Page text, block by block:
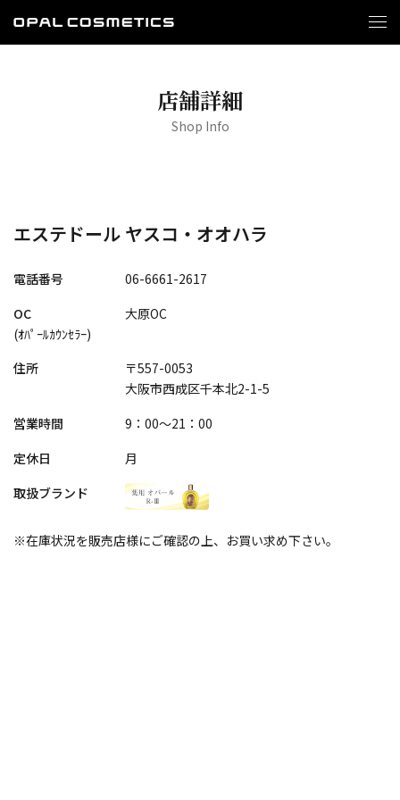
店舗詳細
Shop Info
エステドール ヤスコ・オオハラ
電話番号
06-6661-2617
OC
(ｵﾊﾟｰﾙｶｳﾝｾﾗｰ)
大原OC
住所
〒557-0053
大阪市西成区千本北2-1-5
営業時間
9：00～21：00
定休日
月
取扱ブランド
※在庫状況を販売店様にご確認の上、お買い求め下さい。